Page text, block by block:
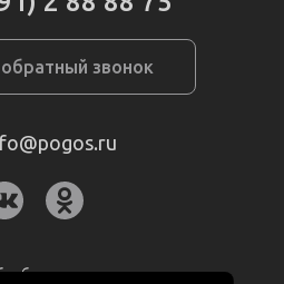
звонок
персональных